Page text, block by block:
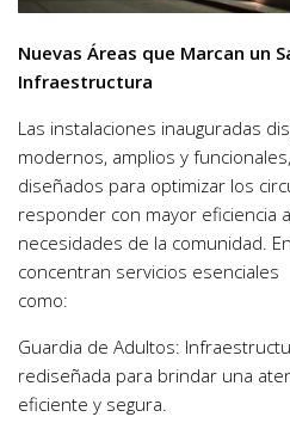
Nuevas Áreas que Marcan un
Infraestructura
Las instalaciones inauguradas
modernos, amplios y funcionales,
diseñados para optimizar los
responder con mayor eficiencia
necesidades de la comunidad.
concentran servicios esenciales
como:
Guardia de Adultos:
rediseñada para brindar una
eficiente y segura.